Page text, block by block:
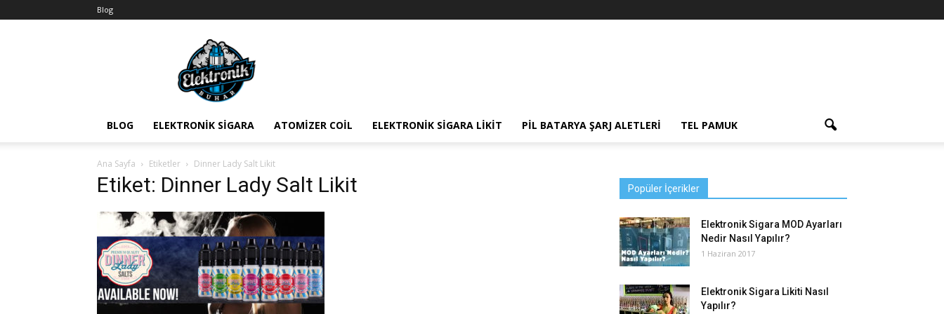
Blog
BLOG ELEKTRONIK SIGARA ATOMIZER COIL ELEKTRONIK SIGARA LIKIT PIL BATARYA ŞARJ ALETLERI TEL PAMUK
Ana Sayfa Etiketler Dinner Lady Salt Likit
Etiket: Dinner Lady Salt Likit Popüler İçerikler
Elektronik Sigara MOD Ayarları
Nedir Nasıl Yapılır?
1 Haziran 2017
Elektronik Sigara Likiti Nasıl
Yapılır?